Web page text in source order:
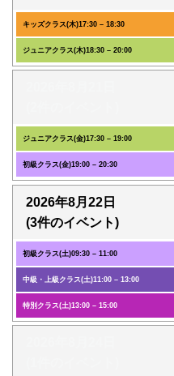
キッズクラス(木)17:30 – 18:30
ジュニアクラス(木)18:30 – 20:00
ジュニアクラス(金)17:30 – 19:00
初級クラス(金)19:00 – 20:30
2026年8月22日
(3件のイベント)
初級クラス(土)09:30 – 11:00
中級・上級クラス(土)11:00 – 13:00
特別クラス(土)13:00 – 15:00